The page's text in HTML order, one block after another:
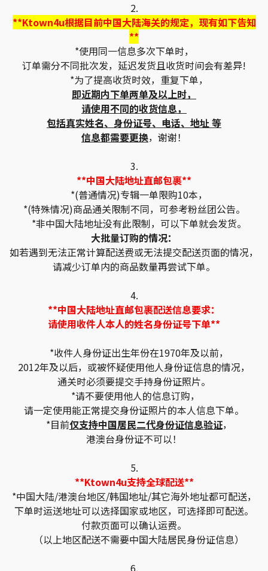
2.
**Ktown4u根据目前中国大陆海关的规定，现有如下告知
**
*使用同一信息多次下单时，
订单需分不同批次发，延迟发货且收货时间会有差异!
*为了提高收货时效，重复下单，
即近期内下单两单及以上时，
请使用不同的收货信息，
包括真实姓名、身份证号、电话、地址 等
信息都需要更换，谢谢！
3.
**中国大陆地址直邮包裹**
*(普通情况)专辑一单限购10本，
*(特殊情况)商品通关限制不同，可参考粉丝团公告。
*非中国大陆地址没有此限制，可以下单就会发货。
大批量订购的情况：
如若遇到无法正常计算配送费或无法提交配送页面的情况，
请减少订单内的商品数量再尝试下单。
4.
**中国大陆地址直邮包裹配送信息要求：
请使用收件人本人的姓名身份证号下单**
*收件人身份证出生年份在1970年及以前，
2012年及以后，或被怀疑使用他人身份证信息的情况，
通关时必须要提交手持身份证照片。
*请不要使用他人的信息订购，
请一定使用能正常提交身份证照片的本人信息下单。
*目前仅支持中国居民二代身份证信息验证，
港澳台身份证不可以！
5.
**Ktown4u支持全球配送**
*中国大陆/港澳台地区/韩国地址/其它海外地址都可配送，
下单时运送地址可以选择国家或地区，可选择即可配送。
付款页面可以确认运费。
（以上地区配送不需要中国大陆居民身份证信息）
6.